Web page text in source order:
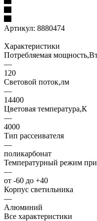
Артикул: 8880474
Характеристики
Потребляемая
—
120
Световой поток,лм
—
14400
Цветовая температура,К
—
4000
Тип рассеивателя
—
поликарбонат
Температурный режим при
—
от -60 до +40
Корпус светильника
—
Алюминий
Все характеристики